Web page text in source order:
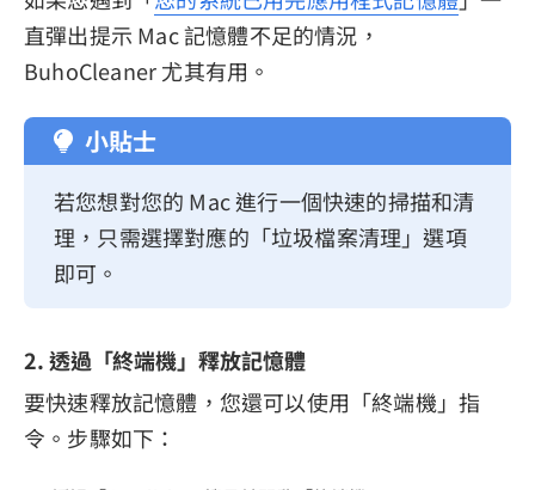
直彈出提示 Mac 記憶體不足的情況，
BuhoCleaner 尤其有用。
小貼士
若您想對您的 Mac 進行一個快速的掃描和清
理，只需選擇對應的「垃圾檔案清理」選項
即可。
2. 透過「終端機」釋放記憶體
要快速釋放記憶體，您還可以使用「終端機」指
令。步驟如下：